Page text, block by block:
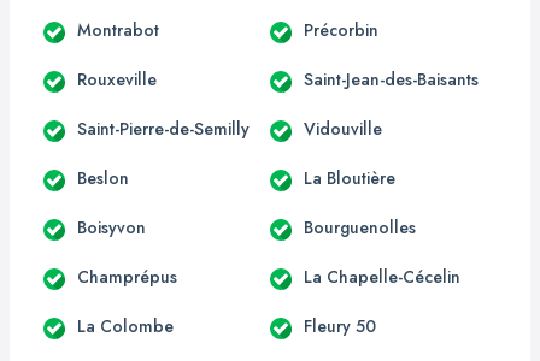
Montrabot Précorbin
Rouxeville Saint-Jean-des-Baisants
Saint-Pierre-de-Semilly Vidouville
Beslon La Bloutière
Boisyvon Bourguenolles
Champrépus La Chapelle-Cécelin
La Colombe Fleury 50